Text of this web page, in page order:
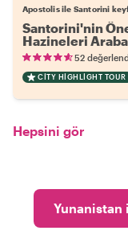
Apostolis ile Santorini
Santorini'nin
Hazineleri
52
CITY HIGHLIGHT TOUR
Hepsini gör